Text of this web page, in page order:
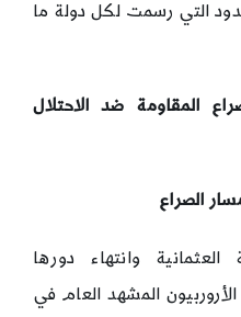
التي رسمت لكل دولة ما
المقاومة ضد الاحتلال
الصراع
العثمانية وانتهاء دورها
عام 1922 تصدر الأروربيون المشهد العام في